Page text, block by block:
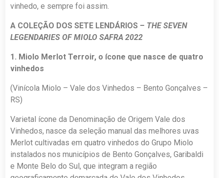
vinhedo, e sempre foi assim.
A COLEÇÃO DOS SETE LENDÁRIOS – THE SEVEN
LEGENDARIES OF MIOLO SAFRA 2022
1. Miolo Merlot Terroir, o ícone que nasce de quatro
vinhedos
(Vinícola Miolo – Vale dos Vinhedos – Bento Gonçalves –
RS)
Varietal ícone da Denominação de Origem Vale dos
Vinhedos, nasce da seleção manual das melhores uvas
Merlot cultivadas em quatro vinhedos do Grupo Miolo
instalados nos municípios de Bento Gonçalves, Garibaldi
e Monte Belo do Sul, que integram a região